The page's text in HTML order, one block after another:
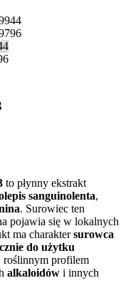
to płynny ekstrakt
sanguinolenta,
. Surowiec ten
pojawia się w lokalnych
ma charaktersurowca
do użytku
roślinnym profilem
alkaloidów i innych